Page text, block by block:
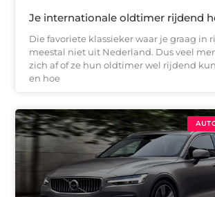
Je internationale oldtimer rijdend
Die favoriete klassieker waar je graag in
meestal niet uit Nederland. Dus veel
zich af of ze hun oldtimer wel rijdend
en hoe